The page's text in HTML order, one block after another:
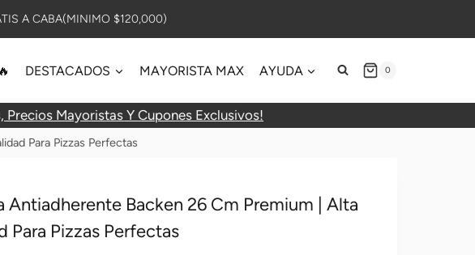
A CABA(MINIMO $120,000)
DESTACADOS MAYORISTA MAX AYUDA 0
Mayoristas Y Cupones Exclusivos!
Para Pizzas Perfectas
Antiadherente Backen 26 Cm Premium | Alta
Para Pizzas Perfectas